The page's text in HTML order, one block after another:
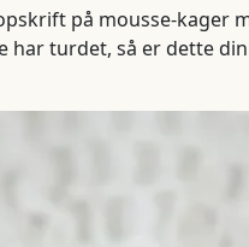
på mousse-kager
har turdet, så er dette